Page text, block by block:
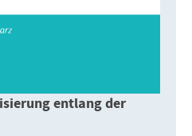
entlang der